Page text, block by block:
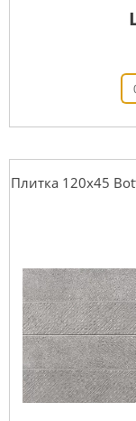
Плитка 120x45